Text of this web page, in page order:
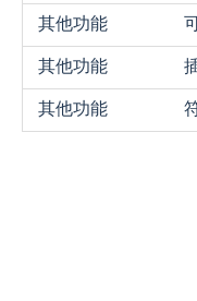
其他功能
其他功能
其他功能